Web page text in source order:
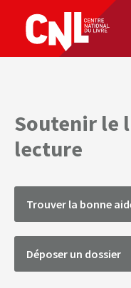
Soutenir le
lecture
Trouver la bonne
Déposer un dossier